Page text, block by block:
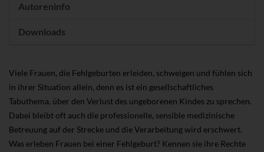
Autoreninfo
Downloads
Viele Frauen, die Fehlgeburten erleiden, schweigen und fühlen sich
in ihrer Situation allein, denn es ist ein gesellschaftliches
Tabuthema, über den Verlust des ungeborenen Kindes zu sprechen.
Dabei bleibt oft auch die professionelle, sensible medizinische
Betreuung auf der Strecke und die Verarbeitung wird erschwert.
Was erleben Frauen bei einer Fehlgeburt? Kennen sie ihre Rechte